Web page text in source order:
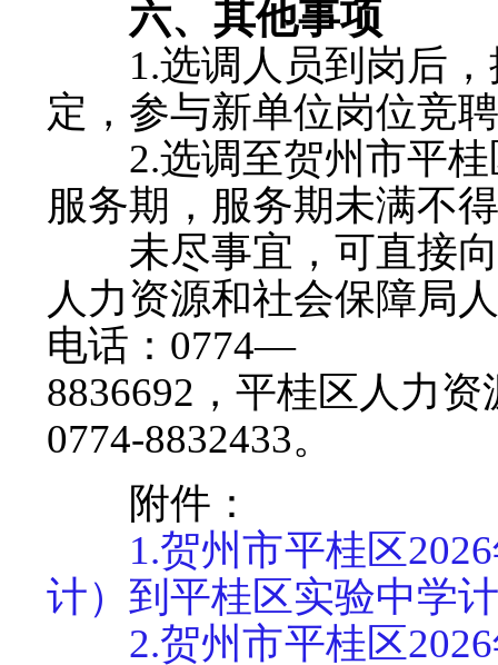
六、其他事项
1.选调人员到岗后，
定，参与新单位岗位竞
2.选调至贺州市平桂
服务期，服务期未满不
未尽事宜，可直接向
人力资源和社会保障局
电话：0774—
8836692，平桂区人力
0774-8832433。
附件：
1.贺州市平桂区
计）到平桂区实验中学
2.贺州市平桂区